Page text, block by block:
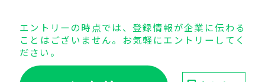
エントリーの時点では、登録情報が企業に伝わる
ことはございません。お気軽にエントリーしてく
ださい。